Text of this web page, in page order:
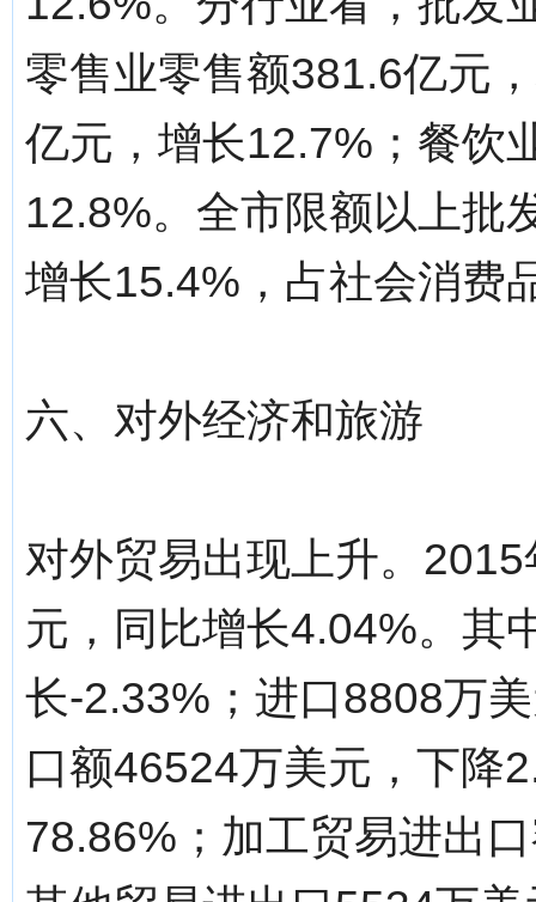
零售业零售额381.6亿元
亿元，增长12.7%；餐饮
12.8%。全市限额以上批
增长15.4%，占社会消费
六、对外经济和旅游
对外贸易出现上升。
元，同比增长4.04%。其
长-2.33%；进口8808万
口额46524万美元，下降
78.86%；加工贸易进出